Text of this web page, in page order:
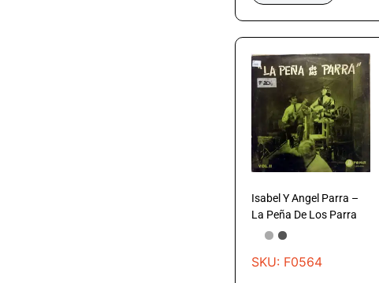
Isabel Y Angel Parra –
La Peña De Los Parra
SKU: F0564